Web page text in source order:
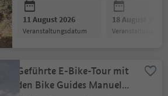
11 August 2026
Veranstaltungsdatum
18 August 2026
Geführte E-Bike-Tour mit
den Bike Guides Manuel